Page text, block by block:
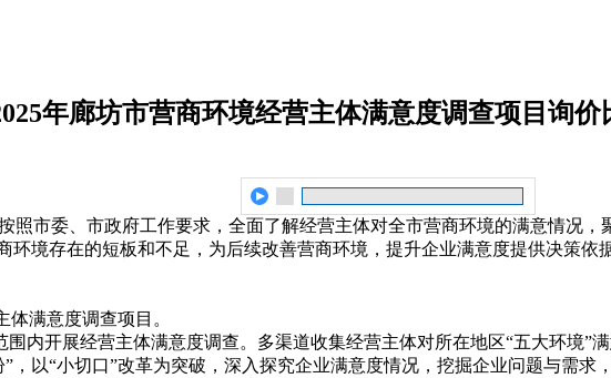
年廊坊市营商环境经营主体满意度调查项目询价
照市委、市政府工作要求，全面了解经营主体对全市营商环境的满意情况
环境存在的短板和不足，为后续改善营商环境，提升企业满意度提供决策
体满意度调查项目。
围内开展经营主体满意度调查。多渠道收集经营主体对所在地区“五大环境
，以“小切口”改革为突破，深入探究企业满意度情况，挖掘企业问题与需求